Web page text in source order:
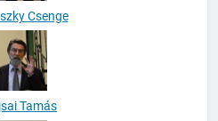
Csenge
Tamás